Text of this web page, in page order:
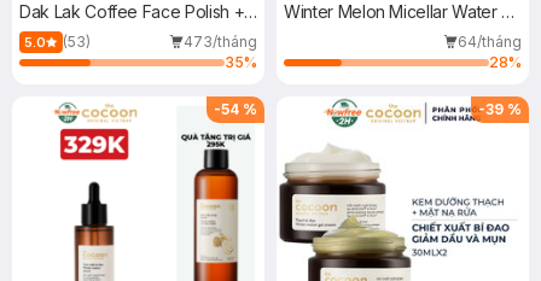
(150ml+200ml)
Dak Lak Coffee Face Polish +
Body Polish
5.0 (53)
473/tháng
35%
Chết Mặt Cà Phê Đắk Lắk 150ml
Winter Melon Micellar Water +
Dak Lak Coffee Face Polish
64/tháng
28%
-54 % -39 %